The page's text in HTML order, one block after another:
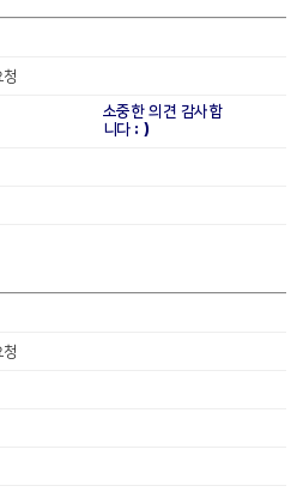
소중한 의견 감사합
니다 : )